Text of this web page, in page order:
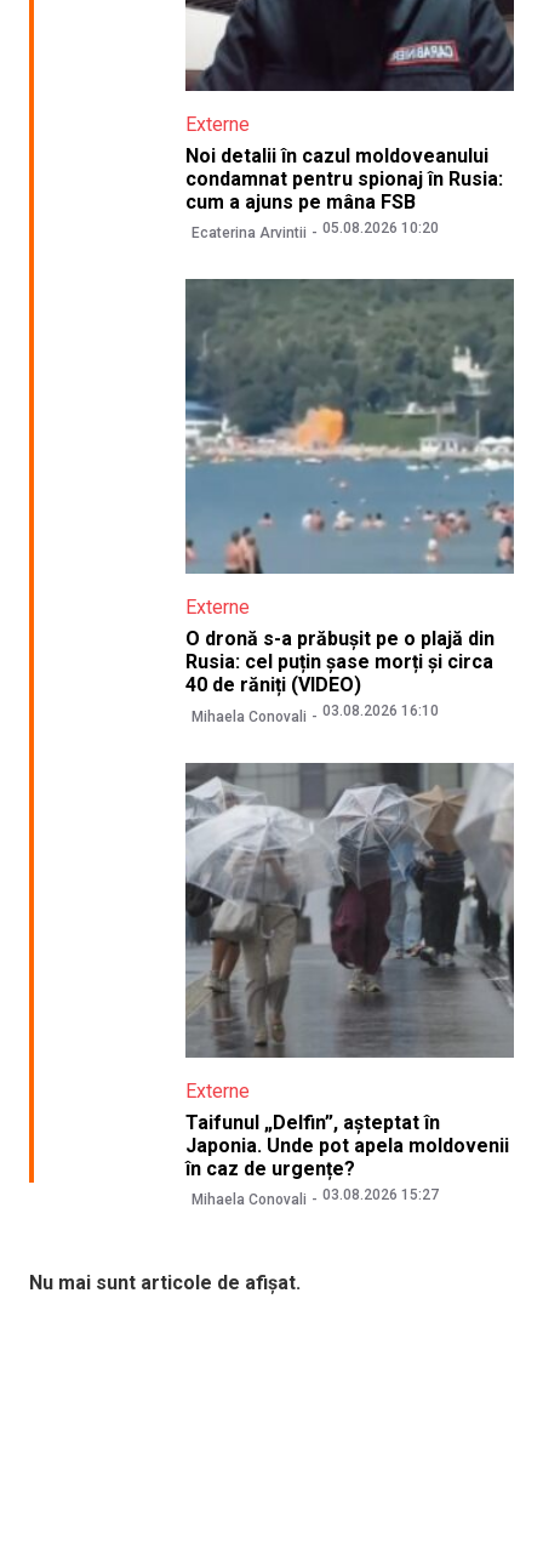
Externe
Noi detalii în cazul moldoveanului
condamnat pentru spionaj în Rusia:
cum a ajuns pe mâna FSB
Ecaterina Arvintii 05.08.2026 10:20
Externe
O dronă s-a prăbușit pe o plajă din
Rusia: cel puțin șase morți și circa
40 de răniți (VIDEO)
Mihaela Conovali 03.08.2026 16:10
Externe
Taifunul „Delfin”, așteptat în
Japonia. Unde pot apela moldovenii
în caz de urgențe?
Mihaela Conovali 03.08.2026 15:27
Nu mai sunt articole de afișat.